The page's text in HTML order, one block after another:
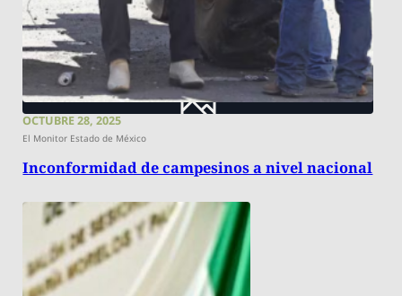
OCTUBRE 28, 2025
El Monitor Estado de México
Inconformidad de campesinos a nivel nacional